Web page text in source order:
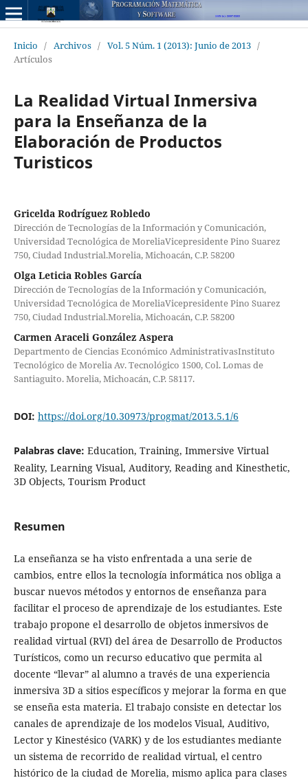
Inicio / Archivos / Vol. 5 Núm. 1 (2013): Junio de 2013 /
Artículos
La Realidad Virtual Inmersiva
para la Enseñanza de la
Elaboración de Productos
Turisticos
Gricelda Rodríguez Robledo
Dirección de Tecnologías de la Información y Comunicación,
Universidad Tecnológica de MoreliaVicepresidente Pino Suarez
750, Ciudad Industrial.Morelia, Michoacán, C.P. 58200
Olga Leticia Robles García
Dirección de Tecnologías de la Información y Comunicación,
Universidad Tecnológica de MoreliaVicepresidente Pino Suarez
750, Ciudad Industrial.Morelia, Michoacán, C.P. 58200
Carmen Araceli González Aspera
Departmento de Ciencias Económico AdministrativasInstituto
Tecnológico de Morelia Av. Tecnológico 1500, Col. Lomas de
Santiaguito. Morelia, Michoacán, C.P. 58117.
DOI: https://doi.org/10.30973/progmat/2013.5.1/6
Palabras clave: Education, Training, Immersive Virtual
Reality, Learning Visual, Auditory, Reading and Kinesthetic,
3D Objects, Tourism Product
Resumen
La enseñanza se ha visto enfrentada a una serie de
cambios, entre ellos la tecnología informática nos obliga a
buscar nuevos métodos y entornos de enseñanza para
facilitar el proceso de aprendizaje de los estudiantes. Este
trabajo propone el desarrollo de objetos inmersivos de
realidad virtual (RVI) del área de Desarrollo de Productos
Turísticos, como un recurso educativo que permita al
docente “llevar” al alumno a través de una experiencia
inmersiva 3D a sitios específicos y mejorar la forma en que
se enseña esta materia. El trabajo consiste en detectar los
canales de aprendizaje de los modelos Visual, Auditivo,
Lector y Kinestésico (VARK) y de los estudiantes mediante
un sistema de recorrido de realidad virtual, el centro
histórico de la ciudad de Morelia, mismo aplica para clases